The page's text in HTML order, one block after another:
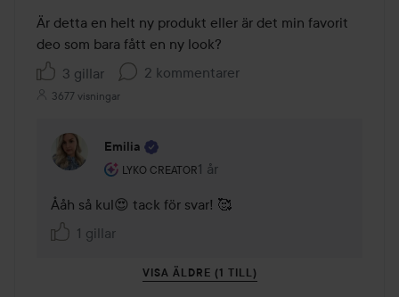
Är detta en helt ny produkt eller är det min favorit
deo som bara fått en ny look?
3 gillar
2 kommentarer
3677 visningar
Emilia
LYKO CREATOR
Användarens roll: Lyko Creator.
1 år
Kommentaren lades 1 år
Ååh så kul😍 tack för svar! 🥰
1 gillar
VISA ÄLDRE (1 TILL)